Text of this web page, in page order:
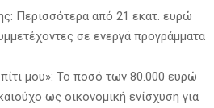
Περισσότερα από 21 εκατ. ευρώ
σε ενεργά προγράμματα
μου»: Το ποσό των 80.000 ευρώ
ως οικονομική ενίσχυση για